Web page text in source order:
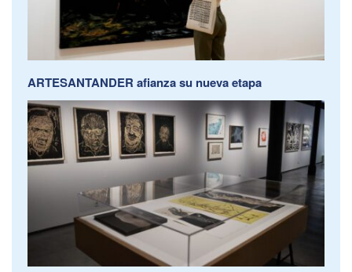
ARTESANTANDER afianza su nueva etapa